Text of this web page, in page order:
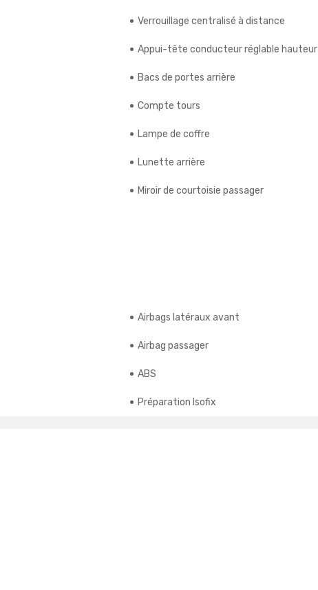
Verrouillage centralisé à distance
Appui-tête conducteur réglable hauteur
Bacs de portes arrière
Compte tours
Lampe de coffre
Lunette arrière
Miroir de courtoisie passager
Airbags latéraux avant
Airbag passager
ABS
Préparation Isofix